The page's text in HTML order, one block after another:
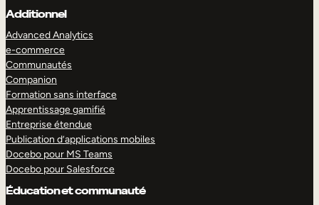
Additionnel
Advanced Analytics
e-commerce
Communautés
Companion
Formation sans interface
Apprentissage gamifié
Entreprise étendue
Publication d’applications mobiles
Docebo pour MS Teams
Docebo pour Salesforce
Éducation et communauté